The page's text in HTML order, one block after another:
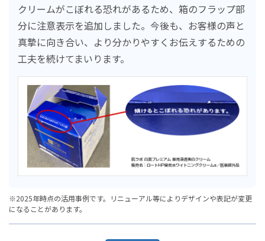
サステナビリティライブラリー
クリームがこぼれる恐れがあるため、箱のフラップ部
分に注意表示を追加しました。今後も、お客様の声と
真摯に向き合い、より分かりやすくお伝えするための
工夫を続けてまいります。
※2025年時点の活用事例です。リニューアル等によりデザインや表記が変更
になることがあります。